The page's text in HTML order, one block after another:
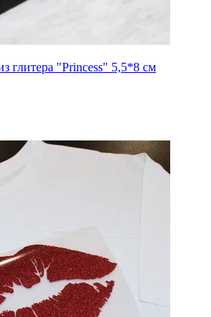
глитера "Princess" 5,5*8 см